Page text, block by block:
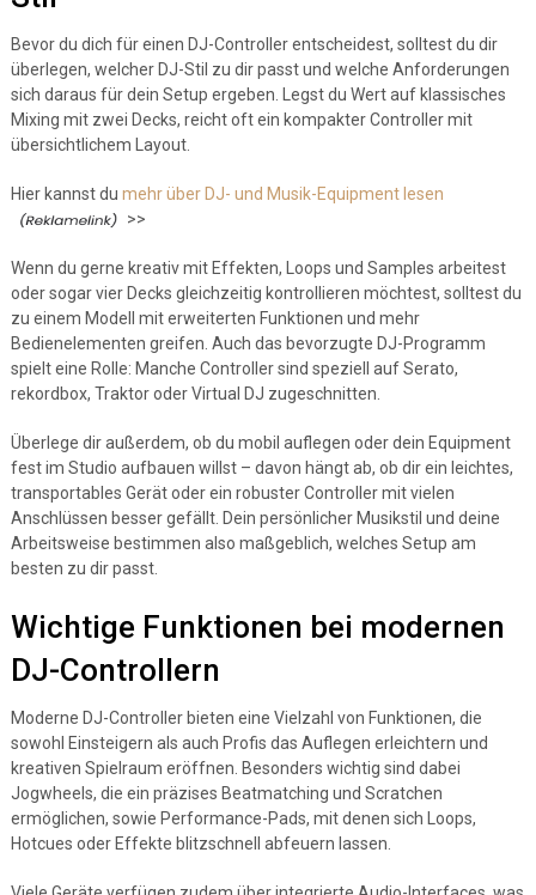
Bevor du dich für einen DJ-Controller entscheidest, solltest du dir
überlegen, welcher DJ-Stil zu dir passt und welche Anforderungen
sich daraus für dein Setup ergeben. Legst du Wert auf klassisches
Mixing mit zwei Decks, reicht oft ein kompakter Controller mit
übersichtlichem Layout.
Hier kannst du mehr über DJ- und Musik-Equipment lesen
>>
Wenn du gerne kreativ mit Effekten, Loops und Samples arbeitest
oder sogar vier Decks gleichzeitig kontrollieren möchtest, solltest du
zu einem Modell mit erweiterten Funktionen und mehr
Bedienelementen greifen. Auch das bevorzugte DJ-Programm
spielt eine Rolle: Manche Controller sind speziell auf Serato,
rekordbox, Traktor oder Virtual DJ zugeschnitten.
Überlege dir außerdem, ob du mobil auflegen oder dein Equipment
fest im Studio aufbauen willst – davon hängt ab, ob dir ein leichtes,
transportables Gerät oder ein robuster Controller mit vielen
Anschlüssen besser gefällt. Dein persönlicher Musikstil und deine
Arbeitsweise bestimmen also maßgeblich, welches Setup am
besten zu dir passt.
Wichtige Funktionen bei modernen
DJ-Controllern
Moderne DJ-Controller bieten eine Vielzahl von Funktionen, die
sowohl Einsteigern als auch Profis das Auflegen erleichtern und
kreativen Spielraum eröffnen. Besonders wichtig sind dabei
Jogwheels, die ein präzises Beatmatching und Scratchen
ermöglichen, sowie Performance-Pads, mit denen sich Loops,
Hotcues oder Effekte blitzschnell abfeuern lassen.